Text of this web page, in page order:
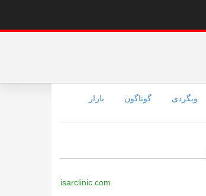
وبگردی گوناگون بازار
isarclinic.com